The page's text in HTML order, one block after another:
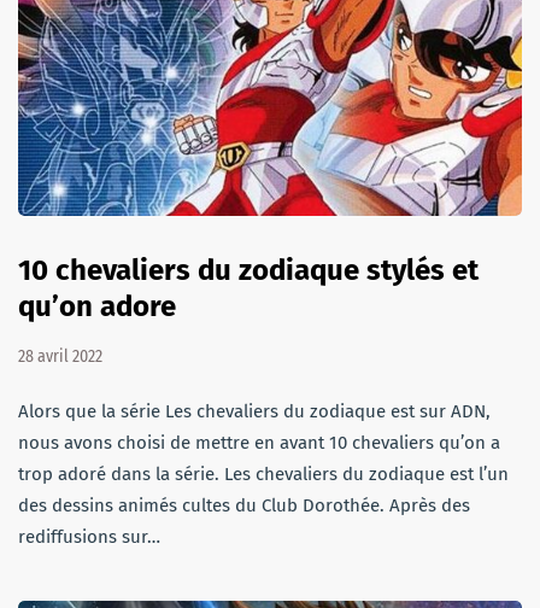
10 chevaliers du zodiaque stylés et
qu’on adore
28 avril 2022
Alors que la série Les chevaliers du zodiaque est sur ADN,
nous avons choisi de mettre en avant 10 chevaliers qu’on a
trop adoré dans la série. Les chevaliers du zodiaque est l’un
des dessins animés cultes du Club Dorothée. Après des
rediffusions sur…